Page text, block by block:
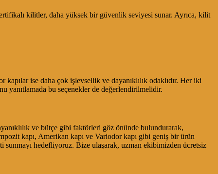
kilitler, daha yüksek bir güvenlik seviyesi sunar. Ayrıca, kilit
ise daha çok işlevsellik ve dayanıklılık odaklıdır. Her iki
yanıtlamada bu seçenekler de değerlendirilmelidir.
ve bütçe gibi faktörleri göz önünde bulundurarak,
kapı, Amerikan kapı ve Variodor kapı gibi geniş bir ürün
hedefliyoruz. Bize ulaşarak, uzman ekibimizden ücretsiz